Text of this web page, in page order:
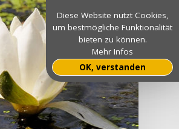
Diese Website nutzt Cookies,
um bestmögliche Funktionalität
bieten zu können.
Mehr Infos
OK, verstanden